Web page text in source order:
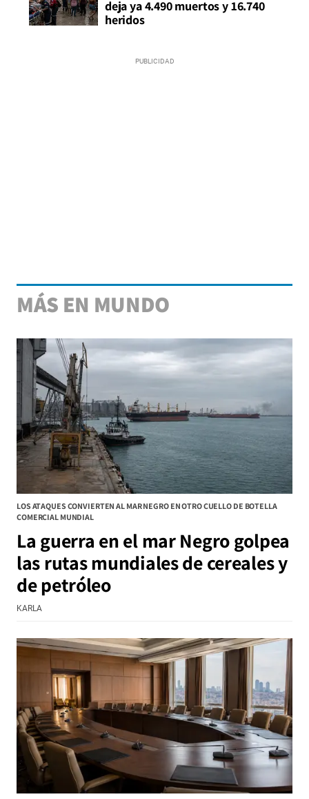
deja ya 4.490 muertos y 16.740
heridos
MÁS EN MUNDO
LOS ATAQUES CONVIERTEN AL MAR NEGRO EN OTRO CUELLO DE BOTELLA
COMERCIAL MUNDIAL
La guerra en el mar Negro golpea
las rutas mundiales de cereales y
de petróleo
KARLA